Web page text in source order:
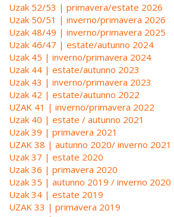
Uzak 52/53 | primavera/estate 2026
Uzak 50/51 | inverno/primavera 2026
Uzak 48/49 | inverno/primavera 2025
Uzak 46/47 | estate/autunno 2024
Uzak 45 | inverno/primavera 2024
Uzak 44 | estate/autunno 2023
Uzak 43 | inverno/primavera 2023
Uzak 42 | estate/autunno 2022
UZAK 41 | inverno/primavera 2022
Uzak 40 | estate / autunno 2021
Uzak 39 | primavera 2021
UZAK 38 | autunno 2020/ inverno 2021
Uzak 37 | estate 2020
Uzak 36 | primavera 2020
Uzak 35 | autunno 2019 / inverno 2020
Uzak 34 | estate 2019
UZAK 33 | primavera 2019